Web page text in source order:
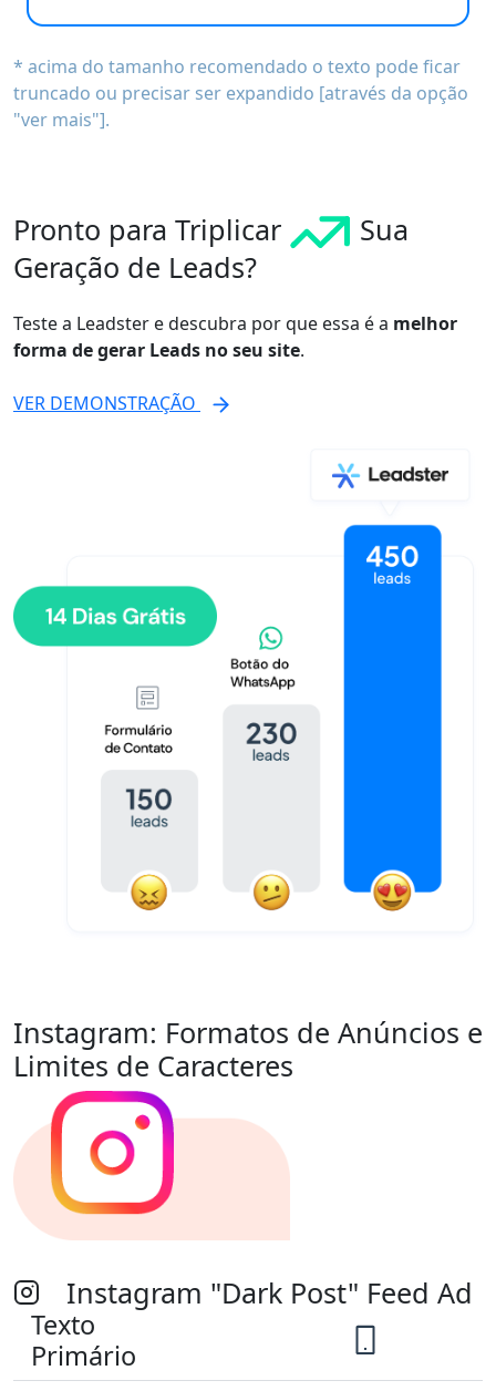
* acima do tamanho recomendado o texto pode ficar
truncado ou precisar ser expandido [através da opção
"ver mais"].
Pronto para Triplicar
Sua
Geração de Leads?
Teste a Leadster e descubra por que essa é a melhor
forma de gerar Leads no seu site.
VER DEMONSTRAÇÃO
Instagram: Formatos de Anúncios e
Limites de Caracteres
Instagram "Dark Post" Feed Ad
Texto
Primário